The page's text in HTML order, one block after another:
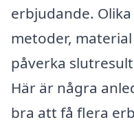
erbjudande.
metoder,
påverka
Här är några
bra att få flera